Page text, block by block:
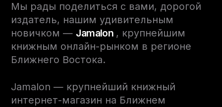
Мы рады поделиться с вами, дорогой
издатель, нашим удивительным
новичком — Jamalon , крупнейшим
книжным онлайн-рынком в регионе
Ближнего Востока.
Jamalon — крупнейший книжный
интернет-магазин на Ближнем